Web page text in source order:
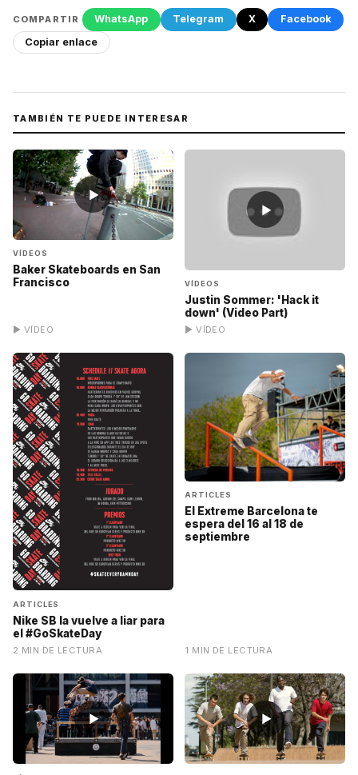
COMPARTIR WhatsApp Telegram X
Facebook
Copiar enlace
TAMBIÉN TE PUEDE INTERESAR
▶
VÍDEOS
Baker Skateboards en San
Francisco
▶ VÍDEO
▶
VÍDEOS
Justin Sommer: 'Hack it
down' (Video Part)
▶ VÍDEO
ARTICLES
Nike SB la vuelve a liar para
el #GoSkateDay
2 MIN DE LECTURA
ARTICLES
El Extreme Barcelona te
espera del 16 al 18 de
septiembre
1 MIN DE LECTURA
▶ ▶